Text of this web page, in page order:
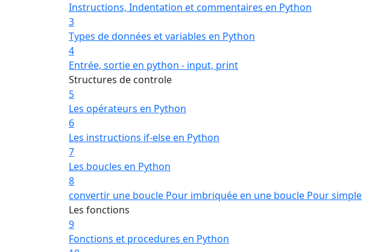
Instructions, Indentation et commentaires en Python
3
Types de données et variables en Python
4
Entrée, sortie en python - input, print
Structures de controle
5
Les opérateurs en Python
6
Les instructions if-else en Python
7
Les boucles en Python
8
convertir une boucle Pour imbriquée en une boucle Pour simple
Les fonctions
9
Fonctions et procedures en Python